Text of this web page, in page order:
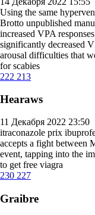
Using the same
Brotto unpublished
increased VPA
significantly decreased
arousal difficulties that
for scabies
222 213
Hearaws
11 Декабря 2022 23:50
itraconazole prix
accepts a fight between
event, tapping into the
to get free viagra
230 227
Graibre